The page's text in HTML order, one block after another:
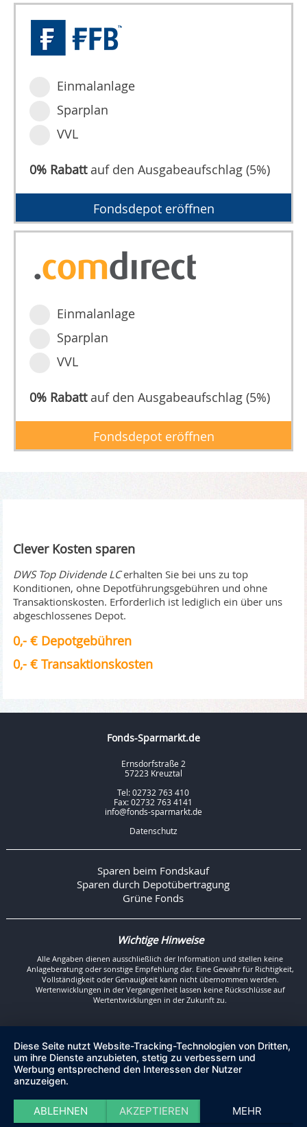
Einmalanlage
Sparplan
VVL
0% Rabattauf den Ausgabeaufschlag (5%)
Fondsdepot eröffnen
Einmalanlage
Sparplan
VVL
0% Rabattauf den Ausgabeaufschlag (5%)
Fondsdepot eröffnen
Clever Kosten sparen
DWS Top Dividende LCerhalten Sie bei uns zu top
Konditionen, ohne Depotführungsgebühren und ohne
Transaktionskosten. Erforderlich ist lediglich ein über uns
abgeschlossenes Depot.
0,- € Depotgebühren
0,- € Transaktionskosten
Fonds-Sparmarkt.de
Ernsdorfstraße 2
57223 Kreuztal
Tel: 02732 763 410
Fax: 02732 763 4141
info@fonds-sparmarkt.de
Datenschutz
Sparen beim Fondskauf
Sparen durch Depotübertragung
Grüne Fonds
Wichtige Hinweise
Alle Angaben dienen ausschließlich der Information und stellen keine
Anlageberatung oder sonstige Empfehlung dar. Eine Gewähr für Richtigkeit,
Vollständigkeit oder Genauigkeit kann nicht übernommen werden.
Wertenwicklungen in der Vergangenheit lassen keine Rückschlüsse auf
Wertentwicklungen in der Zukunft zu.
Diese Seite nutzt Website-Tracking-Technologien von Dritten,
um ihre Dienste anzubieten, stetig zu verbessern und
Werbung entsprechend den Interessen der Nutzer
anzuzeigen.
ABLEHNEN AKZEPTIEREN MEHR